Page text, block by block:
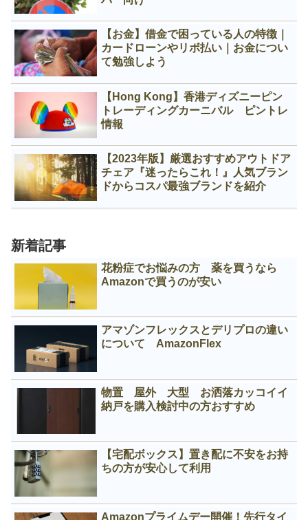
【お金】借金で困っている人の特徴｜
カードローンやリボ払い｜お金につい
て勉強しよう
【Hong Kong】香港ディズニーピン
トレーディングカーニバル ピントレ
情報
【2023年版】厳選おすすめアウトドア
チェア『迷ったらこれ！』人気ブラン
ドからコスパ最強ブランドを紹介
新着記事
花粉症でお悩みの方 薬を買うなら
Amazonで買うのが安い
アマゾンフレックスとデリプロの違い
について AmazonFlex
物置 屋外 大型 お洒落カッコイイ
納戸を購入検討中の方おすすめ
【宅配ボックス】置き配に不安をお持
ちの方が安心して利用
Amazonプライムデー開催！先行タイ